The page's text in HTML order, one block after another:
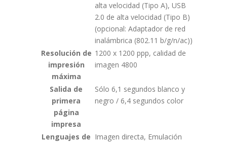
alta velocidad (Tipo A), USB
2.0 de alta velocidad (Tipo B)
(opcional: Adaptador de red
inalámbrica (802.11 b/g/n/ac))
Resolución de
impresión
máxima
1200 x 1200 ppp, calidad de
imagen 4800
Salida de
primera
página
impresa
Sólo 6,1 segundos blanco y
negro / 6,4 segundos color
Lenguajes de Imagen directa, Emulación